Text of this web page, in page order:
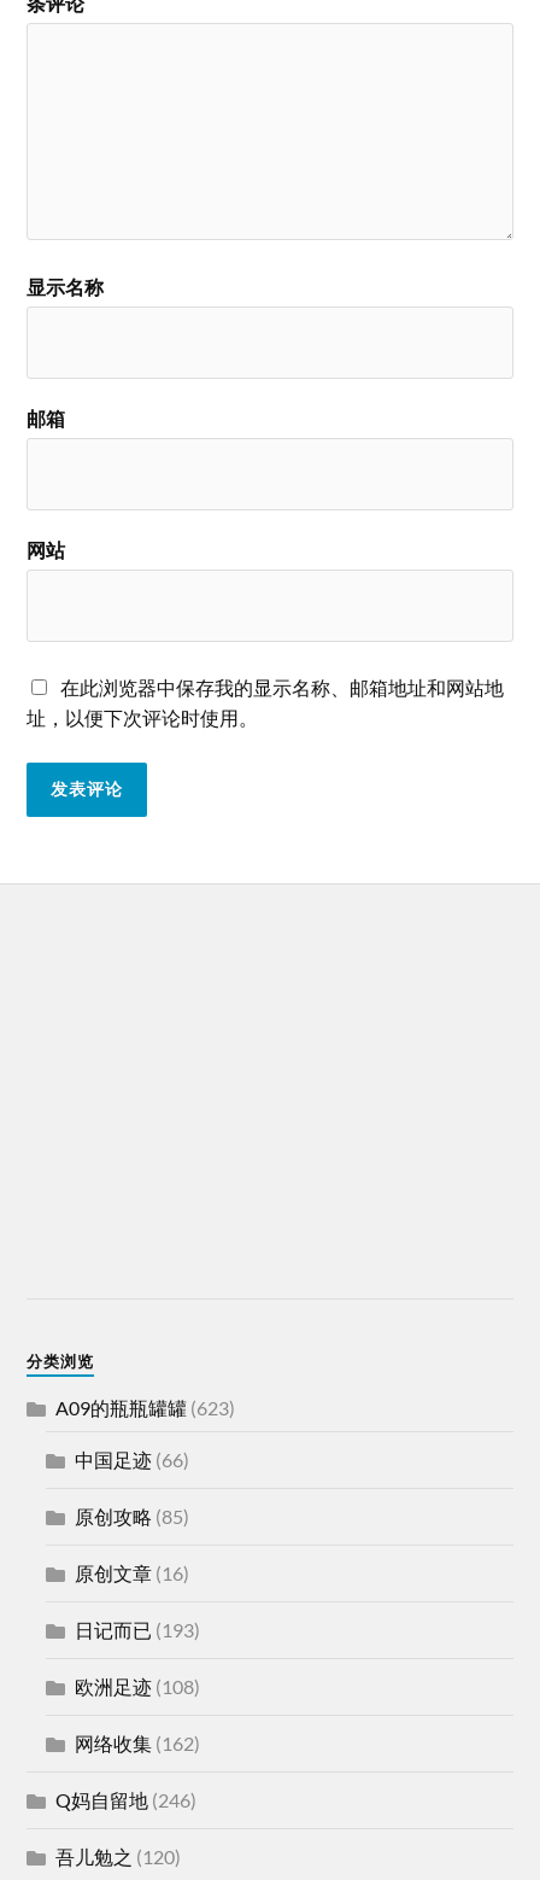
显示名称
邮箱
网站
在此浏览器中保存我的显示名称、邮箱地址和网站地
址，以便下次评论时使用。
分类浏览
A09的瓶瓶罐罐 (623)
中国足迹 (66)
原创攻略 (85)
原创文章 (16)
日记而已 (193)
欧洲足迹 (108)
网络收集 (162)
Q妈自留地 (246)
吾儿勉之 (120)